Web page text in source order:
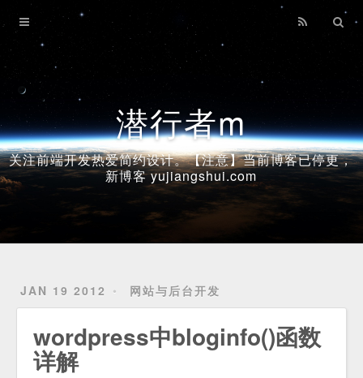
潜行者m
关注前端开发热爱简约设计。【注意】当前博客已停更，
新博客 yujiangshui.com
JAN 19 2012 网站与后台开发
wordpress中bloginfo()函数
详解
Home